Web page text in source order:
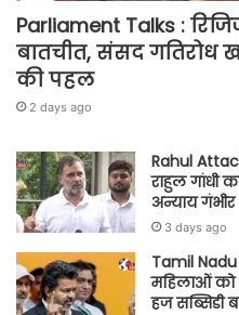
Parliament Talks :
बातचीत, संसद गतिरोध
की पहल
2 days ago
Rahul
राहुल गांधी
अन्याय गंभीर
3 days ago
Tamil
महिलाओं को
हज सब्सिडी